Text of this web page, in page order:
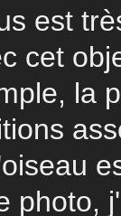
est
cet
la
photo,